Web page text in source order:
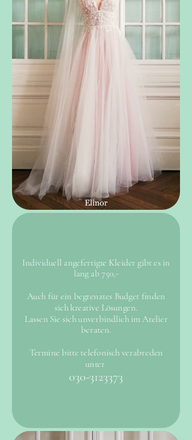
Individuell angefertigte Kleider gibt es in
lang ab 750,-
Auch für ein begrenztes Budget finden
sich kreative Lösungen.
Lassen Sie sich unverbindlich im Atelier
beraten.
Termine bitte telefonisch verabreden
unter
030-3123373